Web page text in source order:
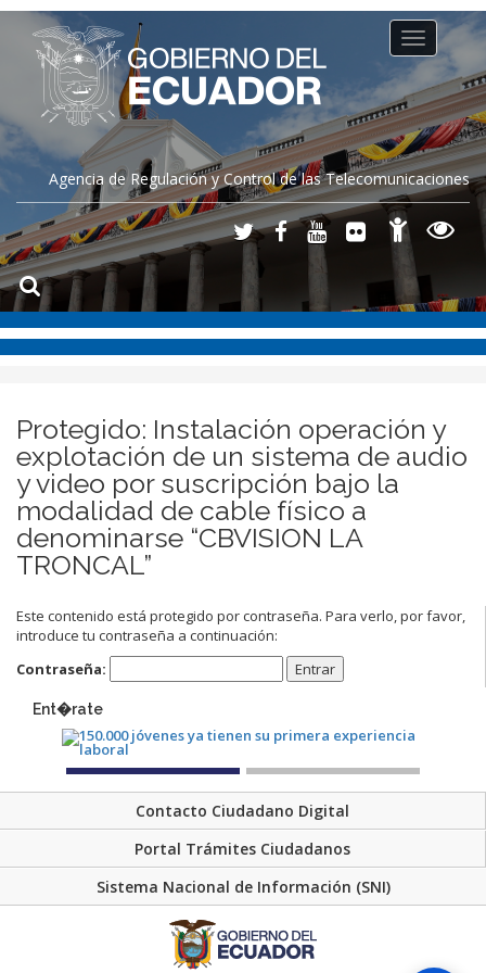
Agencia de Regulación y Control de las Telecomunicaciones
Toggle
navigation
Protegido: Instalación operación y
explotación de un sistema de audio
y video por suscripción bajo la
modalidad de cable físico a
denominarse “CBVISION LA
TRONCAL”
Este contenido está protegido por contraseña. Para verlo, por favor,
introduce tu contraseña a continuación:
Contraseña:
Ent�rate
Contacto Ciudadano Digital
Portal Trámites Ciudadanos
Sistema Nacional de Información (SNI)